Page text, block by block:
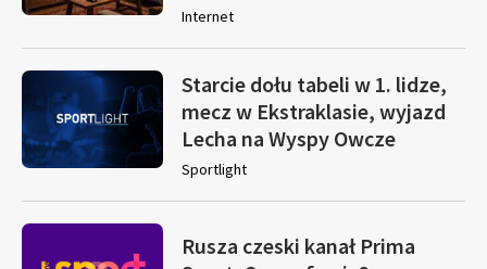
Internet
Starcie dołu tabeli w 1. lidze,
mecz w Ekstraklasie, wyjazd
Lecha na Wyspy Owcze
Sportlight
Rusza czeski kanał Prima